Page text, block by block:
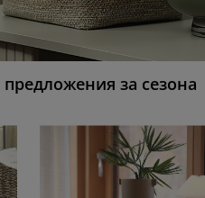
за сезона